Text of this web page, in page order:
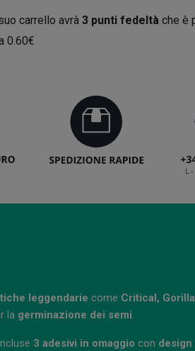
carrello avrà 3 punti fedeltà che è
0.60€
leggendarie come Critical,
la germinazione dei semi.
3 adesivi in omaggio con design